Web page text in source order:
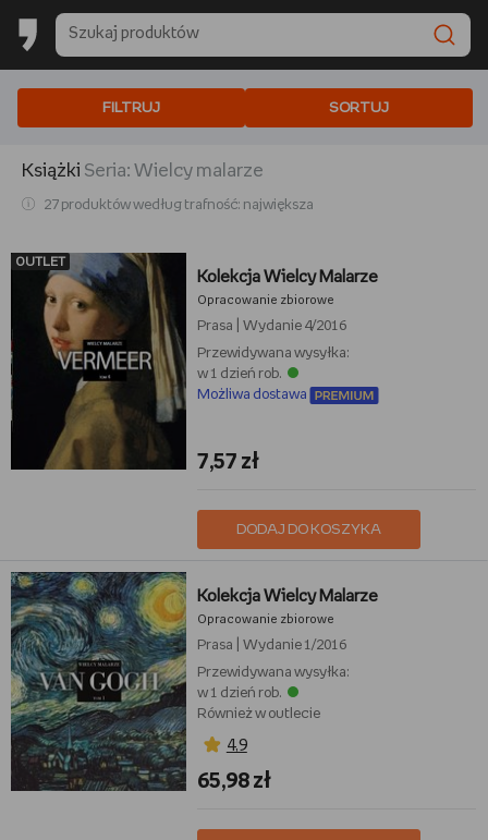
FILTRUJ SORTUJ
Książki seria: wielcy malarze
27 produktów według trafność: największa
OUTLET
Kolekcja Wielcy Malarze
Opracowanie zbiorowe
Prasa
Wydanie 4/2016
Przewidywana wysyłka:
w 1 dzień rob.
Możliwa dostawa
7,57 zł
DODAJ DO KOSZYKA
Kolekcja Wielcy Malarze
Opracowanie zbiorowe
Prasa
Wydanie 1/2016
Przewidywana wysyłka:
w 1 dzień rob.
Również w outlecie
4,9
65,98 zł